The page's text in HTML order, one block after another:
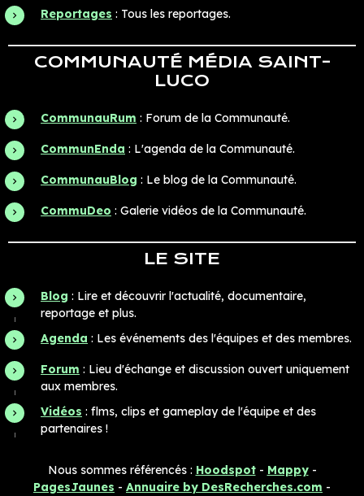
Reportages : Tous les reportages.
COMMUNAUTÉ MÉDIA SAINT-
LUCO
CommunauRum : Forum de la Communauté.
CommunEnda : L'agenda de la Communauté.
CommunauBlog : Le blog de la Communauté.
CommuDeo : Galerie vidéos de la Communauté.
LE SITE
Blog : Lire et découvrir l'actualité, documentaire,
reportage et plus.
Agenda : Les événements des l'équipes et des membres.
Forum : Lieu d'échange et discussion ouvert uniquement
aux membres.
Vidéos : flms, clips et gameplay de l'équipe et des
partenaires !
Nous sommes référencés : Hoodspot- Mappy-
PagesJaunes - Annuaire by DesRecherches.com -